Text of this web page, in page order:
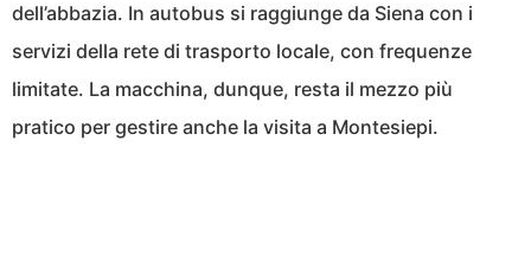
dell’abbazia. In autobus si raggiunge da Siena con i
servizi della rete di trasporto locale, con frequenze
limitate. La macchina, dunque, resta il mezzo più
pratico per gestire anche la visita a Montesiepi.